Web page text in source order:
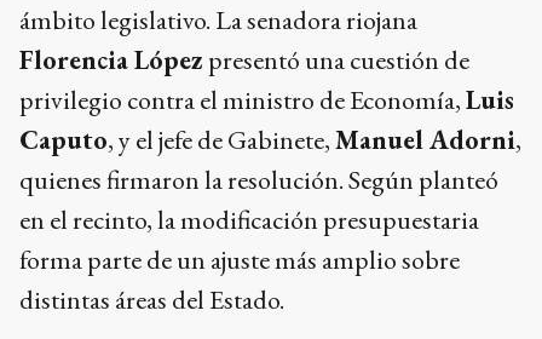
ámbito legislativo. La senadora riojana
Florencia López presentó una cuestión de
privilegio contra el ministro de Economía,Luis
Caputo, y el jefe de Gabinete,Manuel Adorni,
quienes firmaron la resolución. Según planteó
en el recinto, la modificación presupuestaria
forma parte de un ajuste más amplio sobre
distintas áreas del Estado.